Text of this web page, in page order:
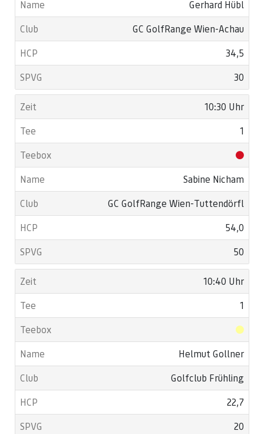
Gerhard Hübl
GC GolfRange Wien-Achau
34,5
30
10:30 Uhr
1
Sabine Nicham
GC GolfRange Wien-Tuttendörfl
54,0
50
10:40 Uhr
1
Helmut Gollner
Golfclub Frühling
22,7
20